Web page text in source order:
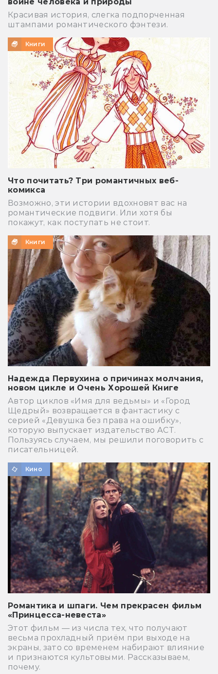
Красивая история, слегка подпорченная
штампами романтического фэнтези.
Книги
Что почитать? Три романтичных веб-
комикса
Возможно, эти истории вдохновят вас на
романтические подвиги. Или хотя бы
покажут, как поступать не стоит.
Книги
Надежда Первухина о причинах молчания,
новом цикле и Очень Хорошей Книге
Автор циклов «Имя для ведьмы» и «Город
Щедрый» возвращается в фантастику с
серией «Девушка без права на ошибку»,
которую выпускает издательство АСТ.
Пользуясь случаем, мы решили поговорить с
писательницей.
Кино
Романтика и шпаги. Чем прекрасен фильм
«Принцесса-невеста»
Этот фильм — из числа тех, что получают
весьма прохладный приём при выходе на
экраны, зато со временем набирают влияние
и признаются культовыми. Рассказываем,
почему.